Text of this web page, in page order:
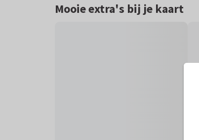
Mooie extra's bij je kaart